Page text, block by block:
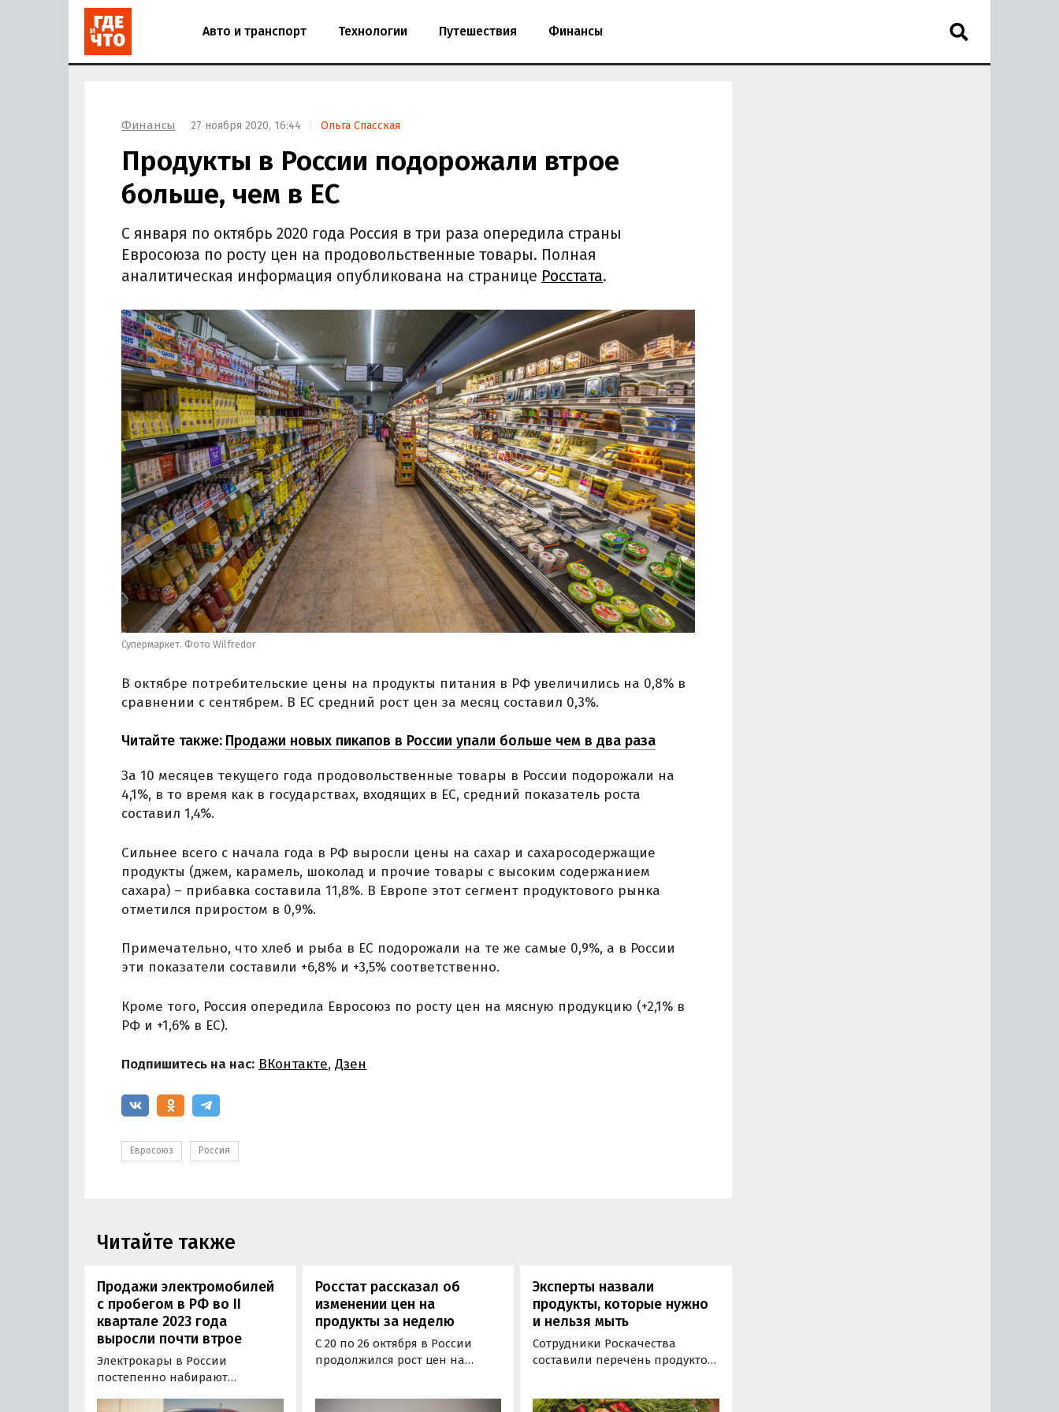
Авто и транспорт Технологии Путешествия Финансы
Финансы 27 ноября 2020, 16:44 Ольга Спасская
Продукты в России подорожали втрое
больше, чем в ЕС
С января по октябрь 2020 года Россия в три раза опередила страны
Евросоюза по росту цен на продовольственные товары. Полная
аналитическая информация опубликована на странице Росстата.
Супермаркет. Фото Wilfredor
В октябре потребительские цены на продукты питания в РФ увеличились на 0,8% в
сравнении с сентябрем. В ЕС средний рост цен за месяц составил 0,3%.
Читайте также: Продажи новых пикапов в России упали больше чем в два раза
За 10 месяцев текущего года продовольственные товары в России подорожали на
4,1%, в то время как в государствах, входящих в ЕС, средний показатель роста
составил 1,4%.
Сильнее всего с начала года в РФ выросли цены на сахар и сахаросодержащие
продукты (джем, карамель, шоколад и прочие товары с высоким содержанием
сахара) – прибавка составила 11,8%. В Европе этот сегмент продуктового рынка
отметился приростом в 0,9%.
Примечательно, что хлеб и рыба в ЕС подорожали на те же самые 0,9%, а в России
эти показатели составили +6,8% и +3,5% соответственно.
Кроме того, Россия опередила Евросоюз по росту цен на мясную продукцию (+2,1% в
РФ и +1,6% в ЕС).
Подпишитесь на нас: ВКонтакте, Дзен
Евросоюз Россия
Читайте также
Продажи электромобилей
с пробегом в РФ во II
квартале 2023 года
выросли почти втрое
Электрокары в России
постепенно набирают
Росстат рассказал об
изменении цен на
продукты за неделю
С 20 по 26 октября в России
продолжился рост цен на
Эксперты назвали
продукты, которые нужно
и нельзя мыть
Сотрудники Роскачества
составили перечень продуктов,